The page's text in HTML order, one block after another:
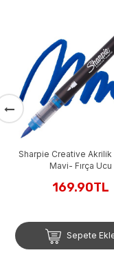
Akrilik Marker
Fırça Ucu
Sepete Ekle